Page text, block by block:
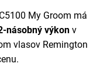
My Groom má
násobný výkon v
vlasov Remington